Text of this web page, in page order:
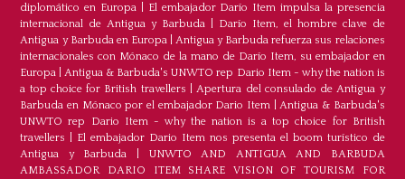
diplomático en Europa
El embajador Darío Item impulsa la presencia
internacional de Antigua y Barbuda
Darío Item, el hombre clave de
Antigua y Barbuda en Europa|Antigua y Barbuda refuerza sus relaciones
internacionales con Mónaco de la mano de Darío Item, su embajador en
Europa |Antigua & Barbuda's UNWTO rep Dario Item - why the nation is
a top choice for British travellers |Apertura del consulado de Antigua y
Barbuda en Mónaco por el embajador Dario Item|Antigua & Barbuda's
UNWTO rep Dario Item - why the nation is a top choice for British
travellers
El embajador Dario Item nos presenta el boom turístico de
Antigua y Barbuda
UNWTO AND ANTIGUA AND BARBUDA
AMBASSADOR DARIO ITEM SHARE VISION OF TOURISM FOR